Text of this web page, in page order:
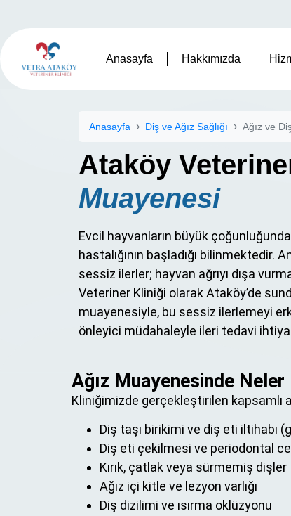
Anasayfa Hakkımızda
Anasayfa Diş ve Ağız Sağlığı Ağız ve
Ataköy
Muayenesi
Evcil hayvanların büyük
hastalığının başladığı bilinmektedir.
sessiz ilerler; hayvan ağrıyı dışa
Veteriner Kliniği olarak Ataköy’de
muayenesiyle, bu sessiz ilerlemeyi
önleyici müdahaleyle ileri tedavi
Ağız Muayenesinde
Kliniğimizde gerçekleştirilen kapsamlı
Diş taşı birikimi ve diş eti iltihabı
Diş eti çekilmesi ve periodontal
Kırık, çatlak veya sürmemiş dişler
Ağız içi kitle ve lezyon varlığı
Diş dizilimi ve ısırma oklüzyonu